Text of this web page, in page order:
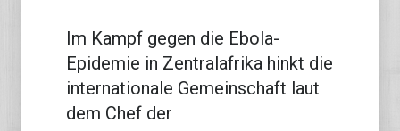
Im Kampf gegen die Ebola-
Epidemie in Zentralafrika hinkt die
internationale Gemeinschaft laut
dem Chef der